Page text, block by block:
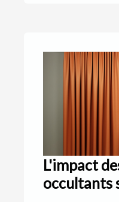
L'impact
occultants